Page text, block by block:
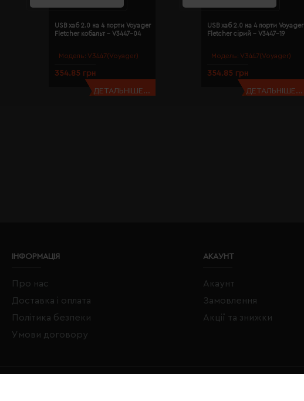
Модель: V3447(Voyager)
USB хаб 2.0 на 4 порти Voyager
Fletcher кобальт - V3447-04
354.85 грн
ДЕТАЛЬНІШЕ...
Модель: V3447(Voyager)
USB хаб 2.0 на 4 порти Voyager
Fletcher сірий - V3447-19
354.85 грн
ДЕТАЛЬНІШЕ...
ІНФОРМАЦІЯ
Про нас
Доставка і оплата
Політика безпеки
Умови договору
АКАУНТ
Акаунт
Замовлення
Акції та знижки